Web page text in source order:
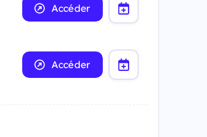
Accéder
Accéder